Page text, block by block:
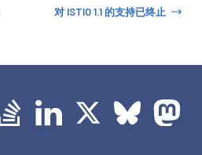
对 ISTIO 1.1 的支持已终止